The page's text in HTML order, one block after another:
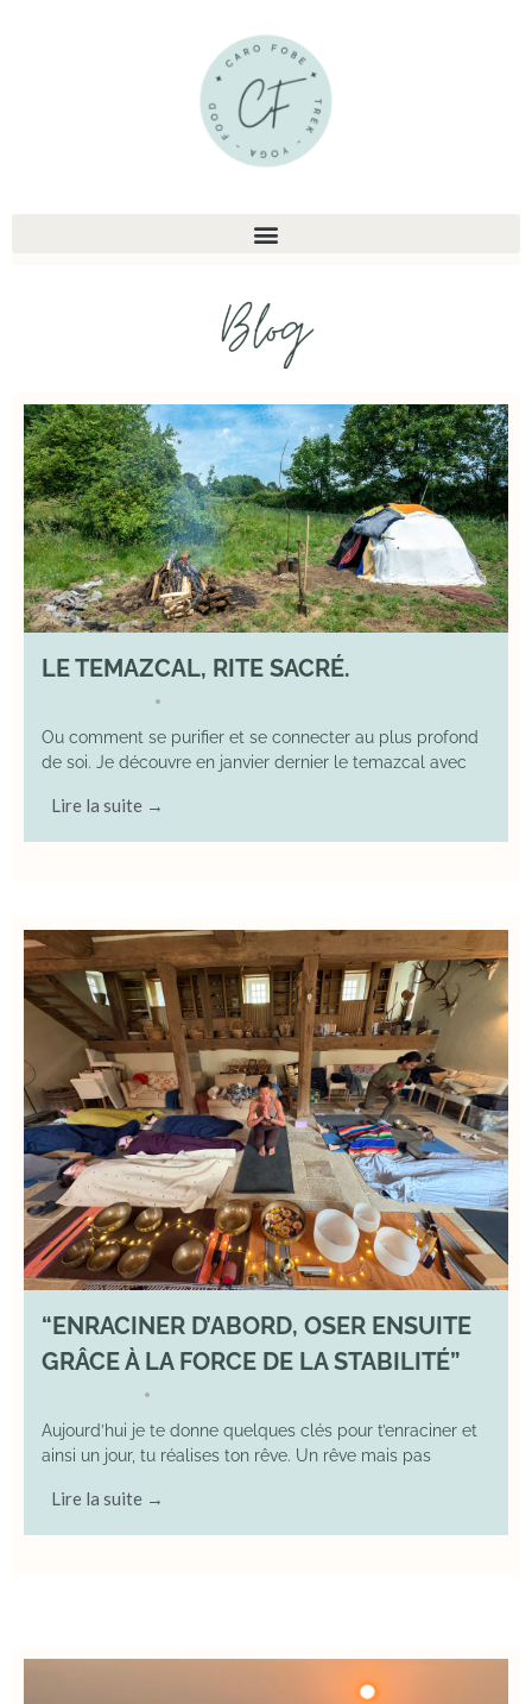
LE TEMAZCAL, RITE SACRÉ.
•
Ou comment se purifier et se connecter au plus profond
de soi. Je découvre en janvier dernier le temazcal avec
Lire la suite →
“ENRACINER D’ABORD, OSER ENSUITE
GRÂCE À LA FORCE DE LA STABILITÉ”
•
Aujourd’hui je te donne quelques clés pour t’enraciner et
ainsi un jour, tu réalises ton rêve. Un rêve mais pas
Lire la suite →